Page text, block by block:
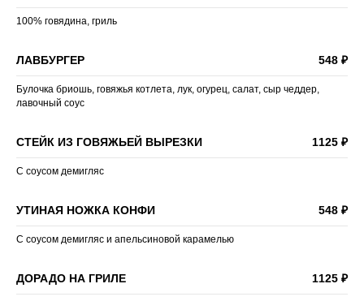
100% говядина, гриль
ЛАВБУРГЕР 548 ₽
Булочка бриошь, говяжья котлета, лук, огурец, салат, сыр чеддер,
лавочный соус
СТЕЙК ИЗ ГОВЯЖЬЕЙ ВЫРЕЗКИ 1125 ₽
С соусом демигляс
УТИНАЯ НОЖКА КОНФИ 548 ₽
С соусом демигляс и апельсиновой карамелью
ДОРАДО НА ГРИЛЕ 1125 ₽